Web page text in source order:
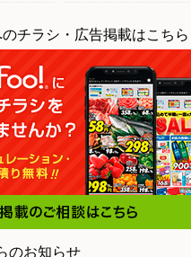
チラシ・広告掲載はこちら
のお知らせ